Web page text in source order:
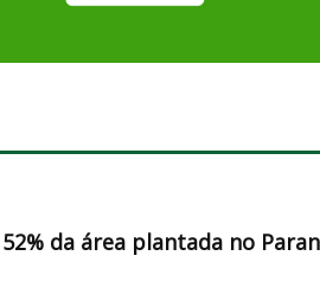
da área plantada no